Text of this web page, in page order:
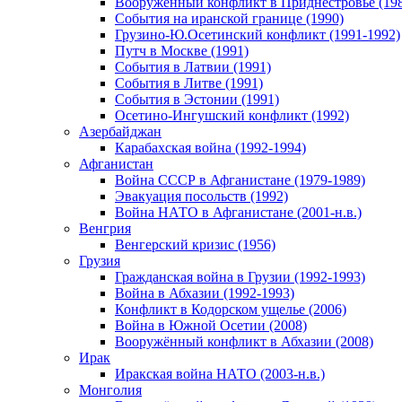
События на иранской границе (1990)
Грузино-Ю.Осетинский конфликт (1991-1992)
Путч в Москве (1991)
События в Латвии (1991)
События в Литве (1991)
События в Эстонии (1991)
Осетино-Ингушский конфликт (1992)
Азербайджан
Карабахская война (1992-1994)
Афганистан
Война СССР в Афганистане (1979-1989)
Эвакуация посольств (1992)
Война НАТО в Афганистане (2001-н.в.)
Венгрия
Венгерский кризис (1956)
Грузия
Гражданская война в Грузии (1992-1993)
Война в Абхазии (1992-1993)
Конфликт в Кодорском ущелье (2006)
Война в Южной Осетии (2008)
Вооружённый конфликт в Абхазии (2008)
Ирак
Иракская война НАТО (2003-н.в.)
Монголия